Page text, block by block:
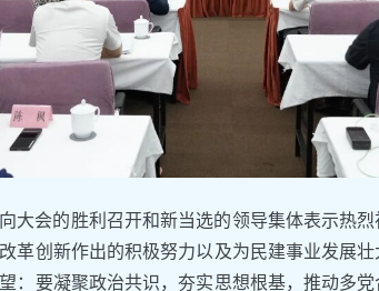
大会的胜利召开和新当选的领导集体表示热
革创新作出的积极努力以及为民建事业发展
：要凝聚政治共识，夯实思想根基，推动多